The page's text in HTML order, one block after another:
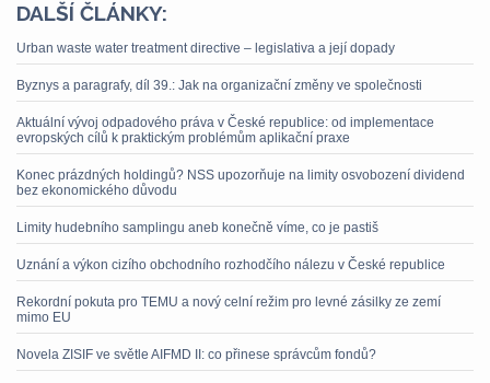
DALŠÍ ČLÁNKY:
Urban waste water treatment directive – legislativa a její dopady
Byznys a paragrafy, díl 39.: Jak na organizační změny ve společnosti
Aktuální vývoj odpadového práva v České republice: od implementace
evropských cílů k praktickým problémům aplikační praxe
Konec prázdných holdingů? NSS upozorňuje na limity osvobození dividend
bez ekonomického důvodu
Limity hudebního samplingu aneb konečně víme, co je pastiš
Uznání a výkon cizího obchodního rozhodčího nálezu v České republice
Rekordní pokuta pro TEMU a nový celní režim pro levné zásilky ze zemí
mimo EU
Novela ZISIF ve světle AIFMD II: co přinese správcům fondů?